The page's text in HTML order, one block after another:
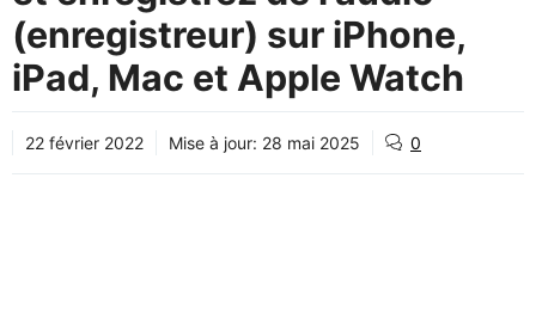
(enregistreur) sur iPhone,
iPad, Mac et Apple Watch
22 février 2022 Mise à jour: 28 mai 2025 0